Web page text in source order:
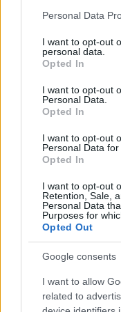
Please note that this
not limited to your
grant or deny
use your data for
consent section.
Personal Data
I want to opt-out
personal data.
Opted In
I want to opt-out
Personal Data.
Opted In
I want to opt-out
Personal Data for
Opted In
I want to opt-out
Retention, Sale,
Personal Data
Purposes for
Opted Out
Google consents
I want to allow
related to
δυνατότητα
Ελλάδας,
νέων
αναδυόμενες
όπως η
τροχιάς.
Το νέο καλώδιο, σε
συμπληρωματικές
σε τρίτους
υπηρεσιών
συνδέει την Ελλάδα
Νοτιοανατολική
όσο και στη
δυνατότητα